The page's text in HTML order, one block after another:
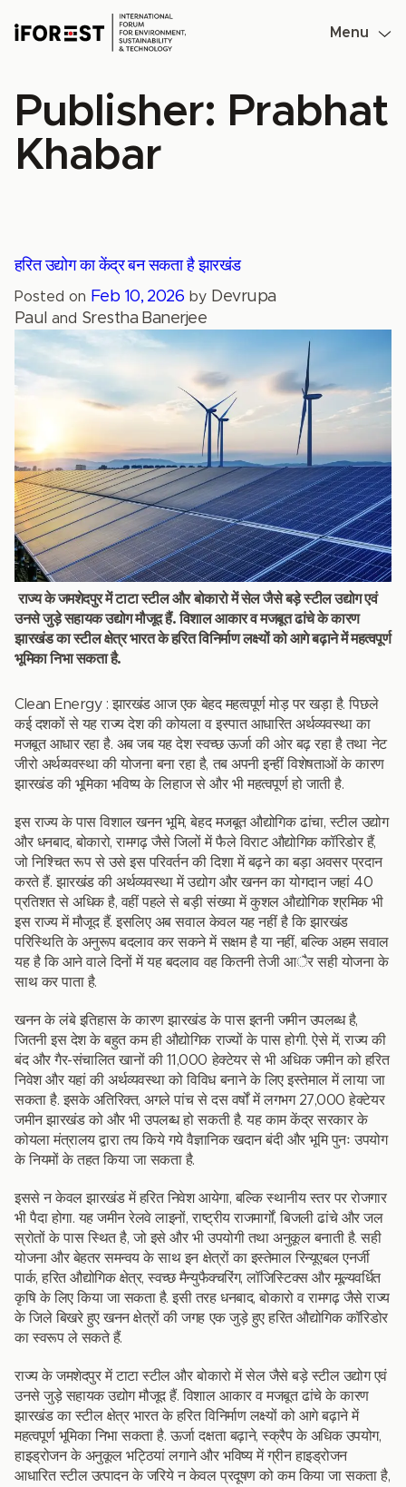
Menu
Publisher: Prabhat
Khabar
हरित उद्योग का केंद्र बन सकता है झारखंड
Posted on Feb 10, 2026 by Devrupa
Paul
and Srestha Banerjee
राज्य के जमशेदपुर में टाटा स्टील और बोकारो में सेल जैसे बड़े स्टील उद्योग एवं
उनसे जुड़े सहायक उद्योग मौजूद हैं. विशाल आकार व मजबूत ढांचे के कारण
झारखंड का स्टील क्षेत्र भारत के हरित विनिर्माण लक्ष्यों को आगे बढ़ाने में महत्वपूर्ण
भूमिका निभा सकता है.
Clean Energy : झारखंड आज एक बेहद महत्वपूर्ण मोड़ पर खड़ा है. पिछले
कई दशकों से यह राज्य देश की कोयला व इस्पात आधारित अर्थव्यवस्था का
मजबूत आधार रहा है. अब जब यह देश स्वच्छ ऊर्जा की ओर बढ़ रहा है तथा नेट
जीरो अर्थव्यवस्था की योजना बना रहा है, तब अपनी इन्हीं विशेषताओं के कारण
झारखंड की भूमिका भविष्य के लिहाज से और भी महत्वपूर्ण हो जाती है.
इस राज्य के पास विशाल खनन भूमि, बेहद मजबूत औद्योगिक ढांचा, स्टील उद्योग
और धनबाद, बोकारो, रामगढ़ जैसे जिलों में फैले विराट औद्योगिक कॉरिडोर हैं,
जो निश्चित रूप से उसे इस परिवर्तन की दिशा में बढ़ने का बड़ा अवसर प्रदान
करते हैं. झारखंड की अर्थव्यवस्था में उद्योग और खनन का योगदान जहां 40
प्रतिशत से अधिक है, वहीं पहले से बड़ी संख्या में कुशल औद्योगिक श्रमिक भी
इस राज्य में मौजूद हैं. इसलिए अब सवाल केवल यह नहीं है कि झारखंड
परिस्थिति के अनुरूप बदलाव कर सकने में सक्षम है या नहीं, बल्कि अहम सवाल
यह है कि आने वाले दिनों में यह बदलाव वह कितनी तेजी आैर सही योजना के
साथ कर पाता है.
खनन के लंबे इतिहास के कारण झारखंड के पास इतनी जमीन उपलब्ध है,
जितनी इस देश के बहुत कम ही औद्योगिक राज्यों के पास होगी. ऐसे में, राज्य की
बंद और गैर-संचालित खानों की 11,000 हेक्टेयर से भी अधिक जमीन को हरित
निवेश और यहां की अर्थव्यवस्था को विविध बनाने के लिए इस्तेमाल में लाया जा
सकता है. इसके अतिरिक्त, अगले पांच से दस वर्षों में लगभग 27,000 हेक्टेयर
जमीन झारखंड को और भी उपलब्ध हो सकती है. यह काम केंद्र सरकार के
कोयला मंत्रालय द्वारा तय किये गये वैज्ञानिक खदान बंदी और भूमि पुनः उपयोग
के नियमों के तहत किया जा सकता है.
इससे न केवल झारखंड में हरित निवेश आयेगा, बल्कि स्थानीय स्तर पर रोजगार
भी पैदा होगा. यह जमीन रेलवे लाइनों, राष्ट्रीय राजमार्गों, बिजली ढांचे और जल
स्रोतों के पास स्थित है, जो इसे और भी उपयोगी तथा अनुकूल बनाती है. सही
योजना और बेहतर समन्वय के साथ इन क्षेत्रों का इस्तेमाल रिन्यूएबल एनर्जी
पार्क, हरित औद्योगिक क्षेत्र, स्वच्छ मैन्युफैक्चरिंग, लॉजिस्टिक्स और मूल्यवर्धित
कृषि के लिए किया जा सकता है. इसी तरह धनबाद, बोकारो व रामगढ़ जैसे राज्य
के जिले बिखरे हुए खनन क्षेत्रों की जगह एक जुड़े हुए हरित औद्योगिक कॉरिडोर
का स्वरूप ले सकते हैं.
राज्य के जमशेदपुर में टाटा स्टील और बोकारो में सेल जैसे बड़े स्टील उद्योग एवं
उनसे जुड़े सहायक उद्योग मौजूद हैं. विशाल आकार व मजबूत ढांचे के कारण
झारखंड का स्टील क्षेत्र भारत के हरित विनिर्माण लक्ष्यों को आगे बढ़ाने में
महत्वपूर्ण भूमिका निभा सकता है. ऊर्जा दक्षता बढ़ाने, स्क्रैप के अधिक उपयोग,
हाइड्रोजन के अनुकूल भट्ठियां लगाने और भविष्य में ग्रीन हाइड्रोजन
आधारित स्टील उत्पादन के जरिये न केवल प्रदूषण को कम किया जा सकता है,